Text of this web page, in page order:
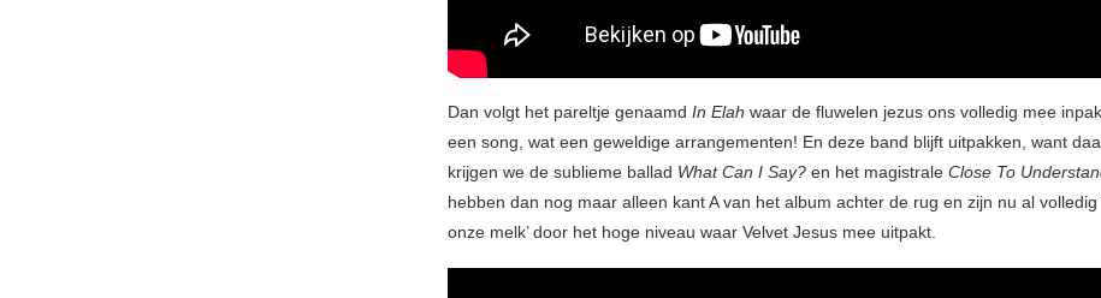
Dan volgt het pareltje genaamd In Elah waar de fluwelen jezus ons volledig mee
een song, wat een geweldige arrangementen! En deze band blijft uitpakken, want
krijgen we de sublieme ballad What Can I Say? en het magistrale Close To
hebben dan nog maar alleen kant A van het album achter de rug en zijn nu al volledig
onze melk’ door het hoge niveau waar Velvet Jesus mee uitpakt.